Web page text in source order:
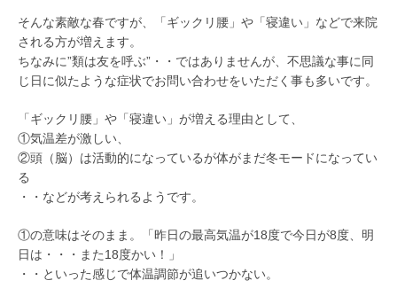
そんな素敵な春ですが、「ギックリ腰」や「寝違い」などで来院
される方が増えます。
ちなみに”類は友を呼ぶ”・・ではありませんが、不思議な事に同
じ日に似たような症状でお問い合わせをいただく事も多いです。
「ギックリ腰」や「寝違い」が増える理由として、
①気温差が激しい、
②頭（脳）は活動的になっているが体がまだ冬モードになってい
る
・・などが考えられるようです。
①の意味はそのまま。「昨日の最高気温が18度で今日が8度、明
日は・・・また18度かい！」
・・といった感じで体温調節が追いつかない。